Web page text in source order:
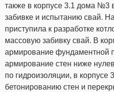
также в корпусе 3.1 дома
забивке и испытанию свай.
приступила к разработке
массовую забивку свай. В
армирование фундаментной
армирование стен ниже
по гидроизоляции, в корпусе
бетонированию стен и